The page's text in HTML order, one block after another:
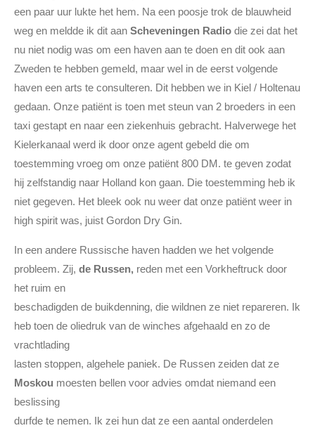
een paar uur lukte het hem. Na een poosje trok de blauwheid
weg en meldde ik dit aan Scheveningen Radio die zei dat het
nu niet nodig was om een haven aan te doen en dit ook aan
Zweden te hebben gemeld, maar wel in de eerst volgende
haven een arts te consulteren. Dit hebben we in Kiel / Holtenau
gedaan. Onze patiënt is toen met steun van 2 broeders in een
taxi gestapt en naar een ziekenhuis gebracht. Halverwege het
Kielerkanaal werd ik door onze agent gebeld die om
toestemming vroeg om onze patiënt 800 DM. te geven zodat
hij zelfstandig naar Holland kon gaan. Die toestemming heb ik
niet gegeven. Het bleek ook nu weer dat onze patiënt weer in
high spirit was, juist Gordon Dry Gin.
In een andere Russische haven hadden we het volgende
probleem. Zij, de Russen, reden met een Vorkheftruck door
het ruim en
beschadigden de buikdenning, die wildnen ze niet repareren. Ik
heb toen de oliedruk van de winches afgehaald en zo de
vrachtlading
lasten stoppen, algehele paniek. De Russen zeiden dat ze
Moskou moesten bellen voor advies omdat niemand een
beslissing
durfde te nemen. Ik zei hun dat ze een aantal onderdelen